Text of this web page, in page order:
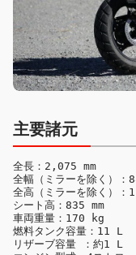
主要諸元
全長：2,075 mm
全幅（ミラーを除く）：
全高（ミラーを除く）：
シート高：835 mm
車両重量：170 kg
燃料タンク容量：11 L
リザーブ容量 ：約1 L